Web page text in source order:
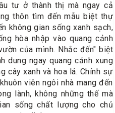
tư ở thành thị mà ngay cả
thôn tìm đến mẫu biệt thự
không gian sống xanh sạch,
hòa nhập vào quang cảnh
của mình. Nhắc đến" biệt
dung ngay quang cảnh xung
cây xanh và hoa lá. Chính sự
viên ngôi nhà mang đến
lành, không những thế mà
sống chất lượng cho chủ